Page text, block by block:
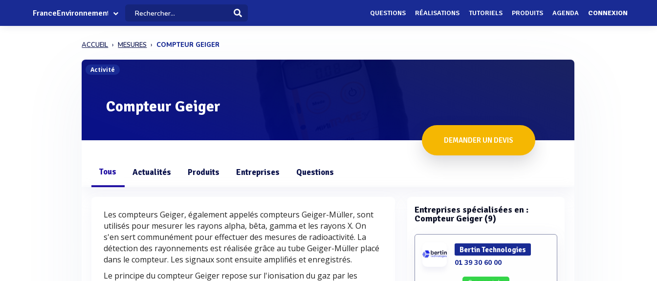
FranceEnvironnement QUESTIONS RÉALISATIONS TUTORIELS PRODUITS AGENDA CONNEXION
ACCUEIL MESURES COMPTEUR GEIGER
Activité
Compteur Geiger
DEMANDER UN DEVIS
Tous Actualités Produits Entreprises Questions
Les compteurs Geiger, également appelés compteurs Geiger-Müller, sont
utilisés pour mesurer les rayons alpha, bêta, gamma et les rayons X. On
s'en sert communément pour effectuer des mesures de radioactivité. La
détection des rayonnements est réalisée grâce au tube Geiger-Müller placé
dans le compteur. Les signaux sont ensuite amplifiés et enregistrés.
Le principe du compteur Geiger repose sur l'ionisation du gaz par les
Entreprises spécialisées en :
Compteur Geiger (9)
Bertin Technologies
01 39 30 60 00